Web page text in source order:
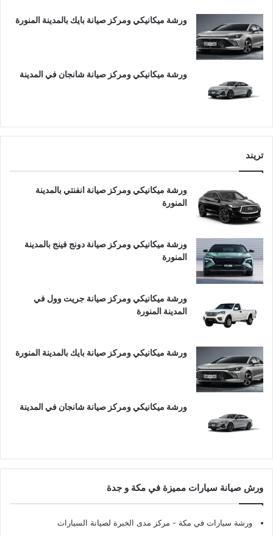
ورشة ميكانيكي ومركز صيانة بايك بالمدينة المنورة
ورشة ميكانيكي ومركز صيانة شانجان في المدينة
تريند
ورشة ميكانيكي ومركز صيانة انفنتي بالمدينة
المنورة
ورشة ميكانيكي ومركز صيانة دونج فينج بالمدينة
المنورة
ورشة ميكانيكي ومركز صيانة جريت وول في
المدينة المنورة
ورشة ميكانيكي ومركز صيانة بايك بالمدينة المنورة
ورشة ميكانيكي ومركز صيانة شانجان في المدينة
ورش صيانة سيارات مميزة في مكة و جدة
ورشة سيارات في مكة - مركز مدى الخبرة لصيانة السيارات